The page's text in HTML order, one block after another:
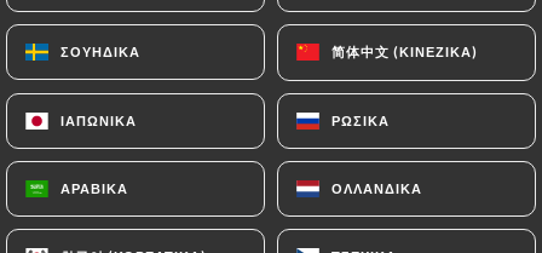
ΣΟΥΗΔΙΚΆ 简体中文 (ΚΙΝΈΖΙΚΑ)
ΙΑΠΩΝΙΚΆ ΡΩΣΙΚΆ
ΑΡΑΒΙΚΆ ΟΛΛΑΝΔΙΚΆ
Chez Papa Indien
ΣΟΥΗΔΙΚΆ 简体中文 (ΚΙΝΈΖΙΚΑ)
ΙΑΠΩΝΙΚΆ ΡΩΣΙΚΆ
ΑΡΑΒΙΚΆ ΟΛΛΑΝΔΙΚΆ